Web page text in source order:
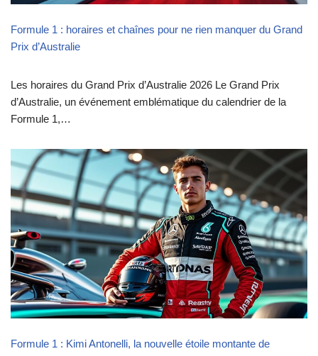
Formule 1 : horaires et chaînes pour ne rien manquer du Grand
Prix d’Australie
Les horaires du Grand Prix d’Australie 2026 Le Grand Prix
d’Australie, un événement emblématique du calendrier de la
Formule 1,…
Formule 1 : Kimi Antonelli, la nouvelle étoile montante de